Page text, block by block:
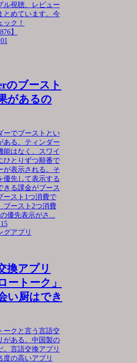
ル視聴、レビュー
とめています。今
ック！
】
のブースト
があるの
ーでブーストとい
ある。ティンダー
能はなく、スワイ
ひとりずつ順番で
が表示される。そ
優先して表示する
きる課金がブース
ースト1つ消費で
ブースト2つ消費
優先表示がさ...
グアプリ
換アプリ
ートーク」
い厨はでき
ークと言う言語交
がある。中国製の
。言語交換アプリ
度の高いアプリ